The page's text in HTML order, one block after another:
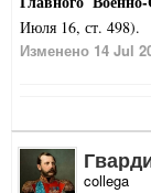
Июля 16, ст. 498).
Изменено 14 Jul
collega